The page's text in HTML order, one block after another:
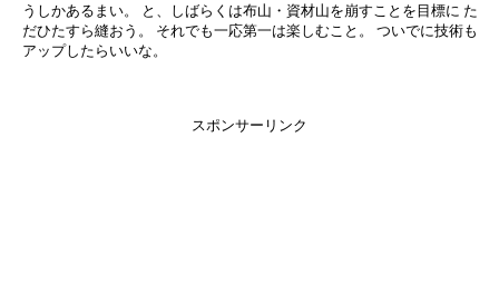
うしかあるまい。 と、しばらくは布山・資材山を崩すことを目標に た
だひたすら縫おう。 それでも一応第一は楽しむこと。 ついでに技術も
アップしたらいいな。
スポンサーリンク